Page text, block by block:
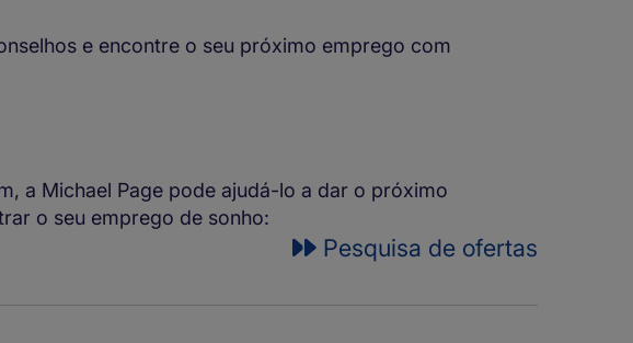
e encontre o seu próximo emprego com
a Michael Page pode ajudá-lo a dar o próximo
o seu emprego de sonho:
Pesquisa de ofertas